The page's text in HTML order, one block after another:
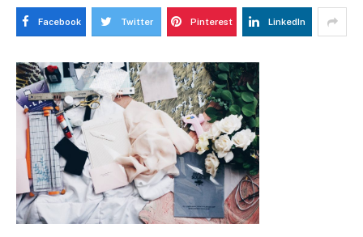
Facebook Twitter Pinterest LinkedIn